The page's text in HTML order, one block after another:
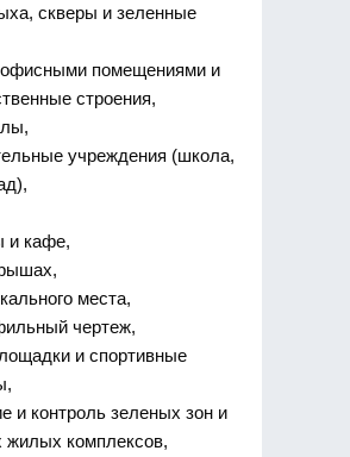
скверы и зеленные
офисными помещениями и
строения,
учреждения (школа,
и кафе,
места,
чертеж,
и спортивные
и контроль зеленых зон и
жилых комплексов,